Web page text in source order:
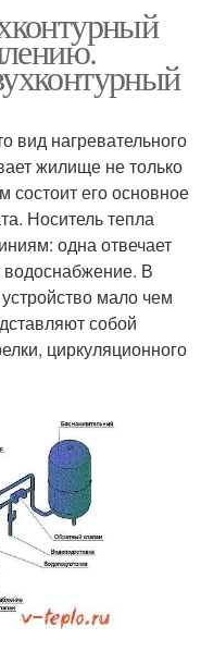
вид нагревательного
жилище не только
состоит его основное
Носитель тепла
одна отвечает
водоснабжение. В
мало чем
собой
циркуляционного